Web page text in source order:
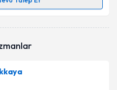
randevu almanız için bir